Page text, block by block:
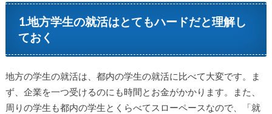
1.地方学生の就活はとてもハードだと理解し
ておく
地方の学生の就活は、都内の学生の就活に比べて大変です。ま
ず、企業を一つ受けるのにも時間とお金がかかります。また、
周りの学生も都内の学生とくらべてスローペースなので、「就